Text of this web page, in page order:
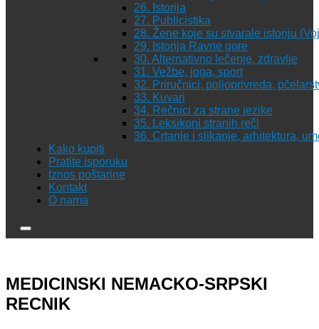
26. Istorija
27. Publicistika
28. Žene koje su stvarale istoriju
29. Istorija Ravne gore
30. Alternativno lečenje, zdravlje
31. Vežbe, joga, sport
32. Priručnici, poljoprivreda,
33. Kuvari
34. Rečnici za strane jezike
35. Leksikoni stranih reči
36. Crtanje i slikanje, arhitektura,
Kako kupiti
Pratite isporuku
Iznos poštarine
Kontakt
O nama
MEDICINSKI NEMACKO-SRPSKI
RECNIK